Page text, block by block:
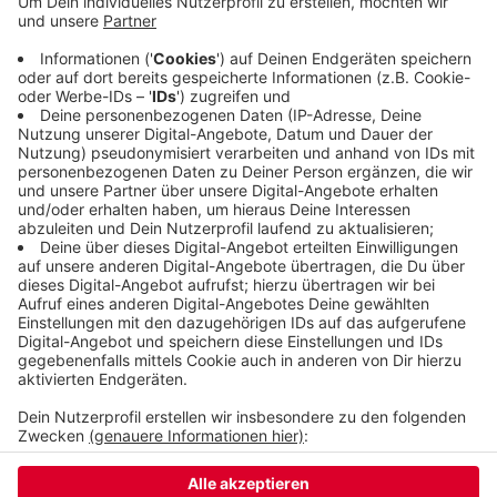
erlitt Verletzungen am Bein. Bei dem flüchtigen
Fahrzeug handelt es sich um einen silbergrauen
Mercedes. Der Unfallfahrer ist circa 50 - 55 Jahre
alt. Er hatte graue Haare und war mit einer grauen
Jacke bekleidet.
Veröffentlicht:Montag, 06.12.2021 15:58
Anzeige
Anzeige